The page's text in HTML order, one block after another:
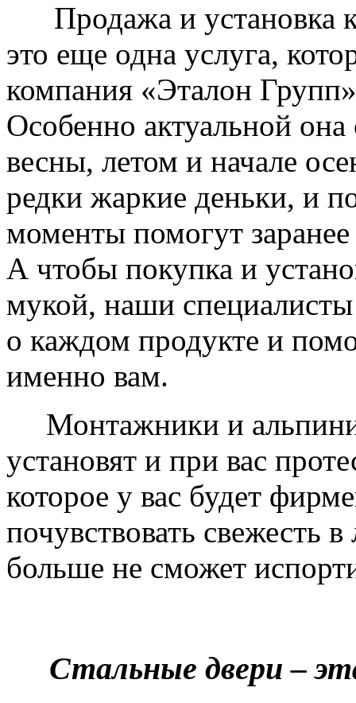
Продажа и установка
это еще одна услуга,
компания «Эталон
Особенно актуальной она
весны, летом и начале
редки жаркие деньки, и
моменты помогут
А чтобы покупка и
мукой, наши специалисты
о каждом продукте и
именно вам.
Монтажники и
установят и при вас
которое у вас будет
почувствовать свежесть
больше не сможет
Стальные двери –